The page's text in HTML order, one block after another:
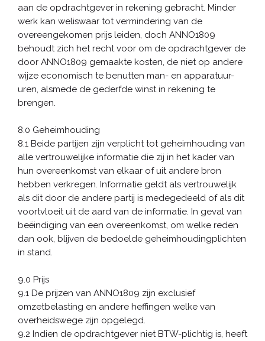
aan de opdrachtgever in rekening gebracht. Minder
werk kan weliswaar tot vermindering van de
overeengekomen prijs leiden, doch ANNO1809
behoudt zich het recht voor om de opdrachtgever de
door ANNO1809 gemaakte kosten, de niet op andere
wijze economisch te benutten man- en apparatuur-
uren, alsmede de gederfde winst in rekening te
brengen.
8.0 Geheimhouding
8.1 Beide partijen zijn verplicht tot geheimhouding van
alle vertrouwelijke informatie die zij in het kader van
hun overeenkomst van elkaar of uit andere bron
hebben verkregen. Informatie geldt als vertrouwelijk
als dit door de andere partij is medegedeeld of als dit
voortvloeit uit de aard van de informatie. In geval van
beëindiging van een overeenkomst, om welke reden
dan ook, blijven de bedoelde geheimhoudingplichten
in stand.
9.0 Prijs
9.1 De prijzen van ANNO1809 zijn exclusief
omzetbelasting en andere heffingen welke van
overheidswege zijn opgelegd.
9.2 Indien de opdrachtgever niet BTW-plichtig is, heeft